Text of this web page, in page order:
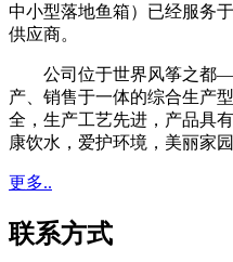
中小型落地鱼箱）已经服务
供应商。
公司位于世界风筝之都
产、销售于一体的综合生产
全，生产工艺先进，产品具
康饮水，爱护环境，美丽家园
更多..
联系方式